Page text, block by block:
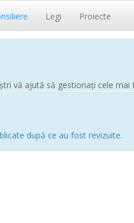
Legi Proiecte
vă ajută să gestionați cele
după ce au fost revizuite.